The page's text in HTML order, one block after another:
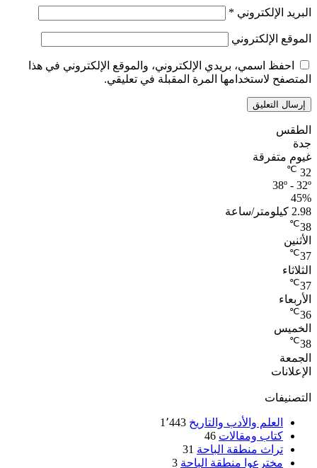
البريد الإلكتروني *
الموقع الإلكتروني
احفظ اسمي، بريدي الإلكتروني، والموقع الإلكتروني في هذا
المتصفح لاستخدامها المرة المقبلة في تعليقي.
الطقس
جدة
غيوم متفرقة
32
℃
38º - 32º
45%
2.98 كيلومتر/ساعة
38
℃
الأثنين
37
℃
الثلاثاء
37
℃
الأربعاء
36
℃
الخميس
38
℃
الجمعة
الإعلانات
التصنيفات
العلم والأدب والتاريخ 1٬443
كتاب ومقالات 46
تراث منطقة الباحة 31
مخترعوا منطقة الباحة 3